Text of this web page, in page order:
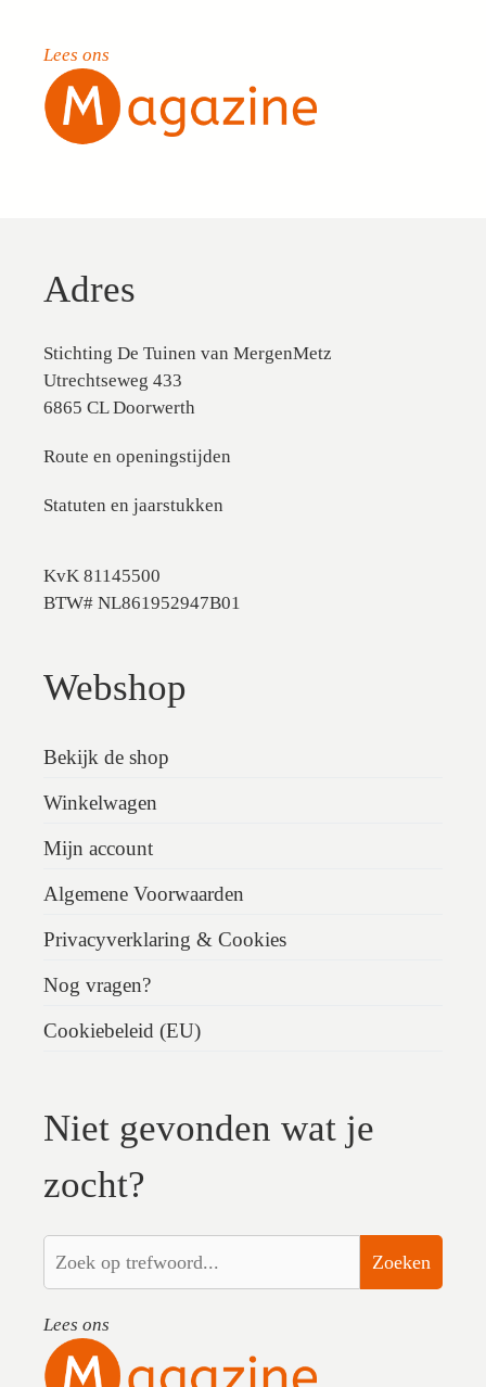
Lees ons
Adres
Stichting De Tuinen van MergenMetz
Utrechtseweg 433
6865 CL Doorwerth
Route en openingstijden
Statuten en jaarstukken
KvK 81145500
BTW# NL861952947B01
Webshop
Bekijk de shop
Winkelwagen
Mijn account
Algemene Voorwaarden
Privacyverklaring & Cookies
Nog vragen?
Cookiebeleid (EU)
Niet gevonden wat je
zocht?
Zoeken
Lees ons